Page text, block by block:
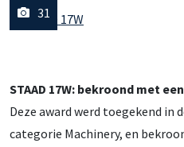
31
STAAD 17W: bekroond met een
Deze award werd toegekend in
categorie Machinery, en